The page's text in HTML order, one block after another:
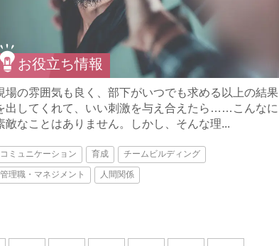
お役立ち情報
場の雰囲気も良く、部下がいつでも求める以上の結果
出してくれて、いい刺激を与え合えたら……こんなに
敵なことはありません。しかし、そんな理...
コミュニケーション 育成 チームビルディング
管理職・マネジメント 人間関係